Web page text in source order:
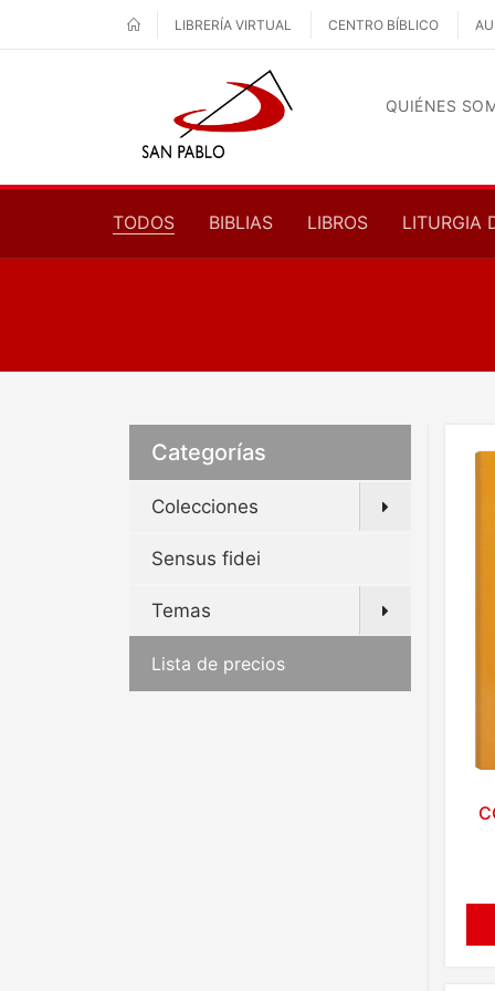
LIBRERÍA VIRTUAL CENTRO BÍBLICO
QUIÉNES
TODOS BIBLIAS LIBROS LITURGIA
Categorías
Colecciones
Sensus fidei
Temas
Lista de precios